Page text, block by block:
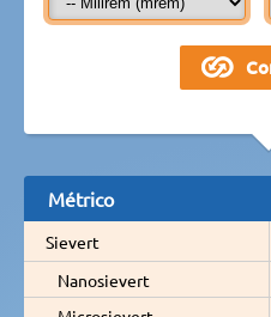
Métrico
Sievert
Nanosievert